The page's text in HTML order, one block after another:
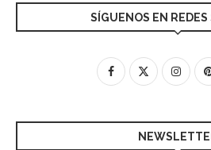
SÍGUENOS EN REDES